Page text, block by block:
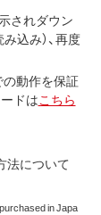
トウェ
）を含み
たしま
されダウン
込み）、再度
動作を保証
ドはこちら
法について
in Japa